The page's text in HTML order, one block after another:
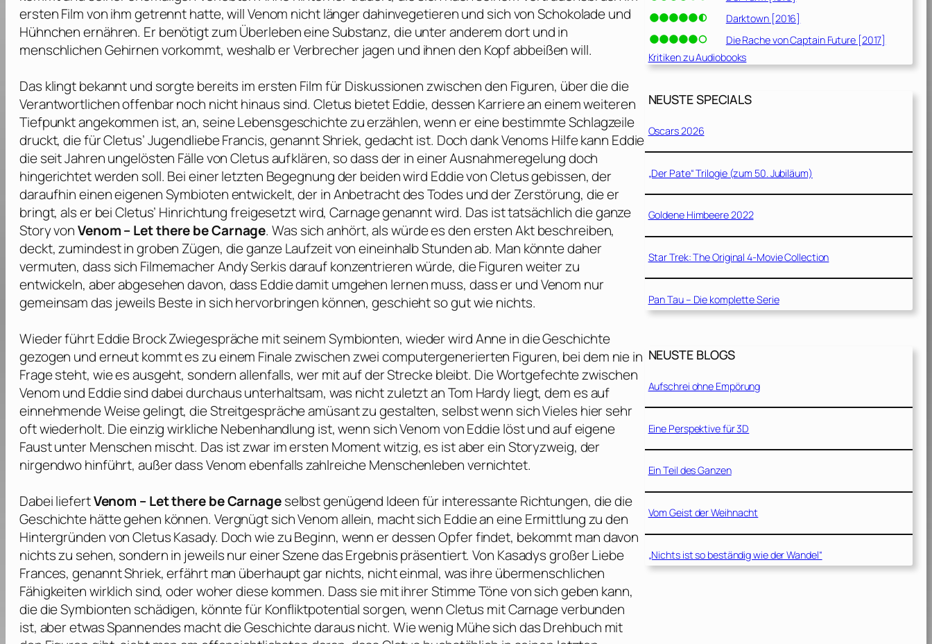
ersten Film von ihm getrennt hatte, will Venom nicht länger dahinvegetieren und sich von Schokolade und
Hühnchen ernähren. Er benötigt zum Überleben eine Substanz, die unter anderem dort und in
menschlichen Gehirnen vorkommt, weshalb er Verbrecher jagen und ihnen den Kopf abbeißen will.
Das klingt bekannt und sorgte bereits im ersten Film für Diskussionen zwischen den Figuren, über die die
Verantwortlichen offenbar noch nicht hinaus sind. Cletus bietet Eddie, dessen Karriere an einem weiteren
Tiefpunkt angekommen ist, an, seine Lebensgeschichte zu erzählen, wenn er eine bestimmte Schlagzeile
druckt, die für Cletus’ Jugendliebe Francis, genannt Shriek, gedacht ist. Doch dank Venoms Hilfe kann Eddie
die seit Jahren ungelösten Fälle von Cletus aufklären, so dass der in einer Ausnahmeregelung doch
hingerichtet werden soll. Bei einer letzten Begegnung der beiden wird Eddie von Cletus gebissen, der
daraufhin einen eigenen Symbioten entwickelt, der in Anbetracht des Todes und der Zerstörung, die er
bringt, als er bei Cletus’ Hinrichtung freigesetzt wird, Carnage genannt wird. Das ist tatsächlich die ganze
Story vonVenom – Let there be Carnage. Was sich anhört, als würde es den ersten Akt beschreiben,
deckt, zumindest in groben Zügen, die ganze Laufzeit von eineinhalb Stunden ab. Man könnte daher
vermuten, dass sich FilmemacherAndy Serkisdarauf konzentrieren würde, die Figuren weiter zu
entwickeln, aber abgesehen davon, dass Eddie damit umgehen lernen muss, dass er und Venom nur
gemeinsam das jeweils Beste in sich hervorbringen können, geschieht so gut wie nichts.
Wieder führt Eddie Brock Zwiegespräche mit seinem Symbionten, wieder wird Anne in die Geschichte
gezogen und erneut kommt es zu einem Finale zwischen zwei computergenerierten Figuren, bei dem nie in
Frage steht, wie es ausgeht, sondern allenfalls, wer mit auf der Strecke bleibt. Die Wortgefechte zwischen
Venom und Eddie sind dabei durchaus unterhaltsam, was nicht zuletzt anTom Hardyliegt, dem es auf
einnehmende Weise gelingt, die Streitgespräche amüsant zu gestalten, selbst wenn sich Vieles hier sehr
oft wiederholt. Die einzig wirkliche Nebenhandlung ist, wenn sich Venom von Eddie löst und auf eigene
Faust unter Menschen mischt. Das ist zwar im ersten Moment witzig, es ist aber ein Storyzweig, der
nirgendwo hinführt, außer dass Venom ebenfalls zahlreiche Menschenleben vernichtet.
Dabei liefertVenom – Let there be Carnageselbst genügend Ideen für interessante Richtungen, die die
Geschichte hätte gehen können. Vergnügt sich Venom allein, macht sich Eddie an eine Ermittlung zu den
Hintergründen von Cletus Kasady. Doch wie zu Beginn, wenn er dessen Opfer findet, bekommt man davon
nichts zu sehen, sondern in jeweils nur einer Szene das Ergebnis präsentiert. Von Kasadys großer Liebe
Frances, genannt Shriek, erfährt man überhaupt gar nichts, nicht einmal, was ihre übermenschlichen
Fähigkeiten wirklich sind, oder woher diese kommen. Dass sie mit ihrer Stimme Töne von sich geben kann,
die die Symbionten schädigen, könnte für Konfliktpotential sorgen, wenn Cletus mit Carnage verbunden
ist, aber etwas Spannendes macht die Geschichte daraus nicht. Wie wenig Mühe sich das Drehbuch mit
Darktown [2016]
Die Rache von Captain Future [2017]
Kritiken zu Audiobooks
NEUSTE SPECIALS
Oscars 2026
„Der Pate“ Trilogie (zum 50. Jubiläum)
Goldene Himbeere 2022
Star Trek: The Original 4-Movie Collection
Pan Tau – Die komplette Serie
NEUSTE BLOGS
Aufschrei ohne Empörung
Eine Perspektive für 3D
Ein Teil des Ganzen
Vom Geist der Weihnacht
„Nichts ist so beständig wie der Wandel“